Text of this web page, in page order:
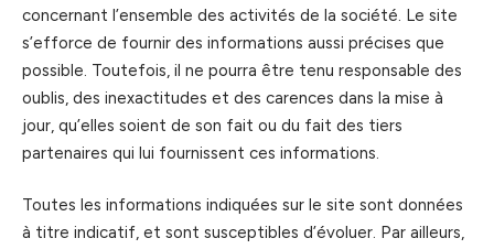
concernant l’ensemble des activités de la société. Le site
s’efforce de fournir des informations aussi précises que
possible. Toutefois, il ne pourra être tenu responsable des
oublis, des inexactitudes et des carences dans la mise à
jour, qu’elles soient de son fait ou du fait des tiers
partenaires qui lui fournissent ces informations.
Toutes les informations indiquées sur le site sont données
à titre indicatif, et sont susceptibles d’évoluer. Par ailleurs,